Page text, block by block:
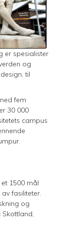
er spesialister
og
til
fem
30 000
campus
1500 mål
fasiliteter.
og
Skottland,